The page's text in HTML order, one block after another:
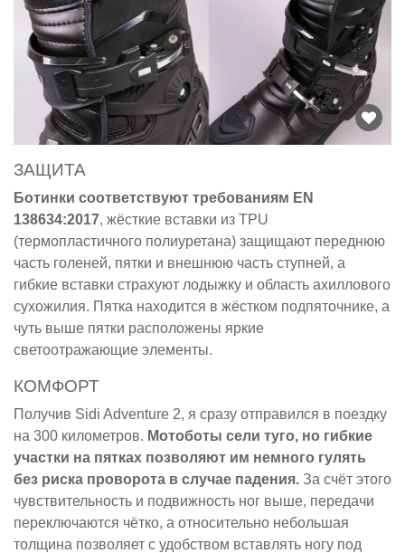
ЗАЩИТА
Ботинки соответствуют требованиям EN
138634:2017, жёсткие вставки из TPU
(термопластичного полиуретана) защищают переднюю
часть голеней, пятки и внешнюю часть ступней, а
гибкие вставки страхуют лодыжку и область ахиллового
сухожилия. Пятка находится в жёстком подпяточнике, а
чуть выше пятки расположены яркие
светоотражающие элементы.
КОМФОРТ
Получив Sidi Adventure 2, я сразу отправился в поездку
на 300 километров. Мотоботы сели туго, но гибкие
участки на пятках позволяют им немного гулять
без риска проворота в случае падения. За счёт этого
чувствительность и подвижность ног выше, передачи
переключаются чётко, а относительно небольшая
толщина позволяет с удобством вставлять ногу под